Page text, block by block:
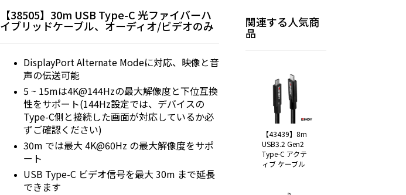
【38505】30m USB Type-C 光ファイバーハ
イブリッドケーブル、オーディオ/ビデオのみ
DisplayPort Alternate Modeに対応、映像と音
声の伝送可能
5 ~ 15mは4K@144Hzの最大解像度と下位互換
性をサポート(144Hz設定では、デバイスの
Type-C側と接続した画面が対応しているか必
ずご確認ください)
30m では最大 4K@60Hz の最大解像度をサポ
ート
USB Type-C ビデオ信号を最大 30m まで延長
できます
関連する人気商
品
【43439】8m
USB3.2 Gen2
Type-C アクテ
ィブ ケーブル